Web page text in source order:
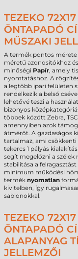
TEZEKO
ÖNTAPADÓ
MŰSZAKI
A termék pontos mérete
méretű azonosítókhoz
minőségi Papír, amely
nyomtatáshoz. A
a legtöbb ipari felületen
rendelkezik a belső
lehetővé teszi a
bizonyos
többek között Zebra,
amennyiben azok
átmérőt. A gazdaságos
tartalmaz, ami csökkenti
tekercs 1 pályás
segít megelőzni a
stabilitása a
minimum működési
termék nyomatlan
kivitelben, így
sablonokkal.
TEZEKO
ÖNTAPADÓ
ALAPANYAG
JELLEMZŐI